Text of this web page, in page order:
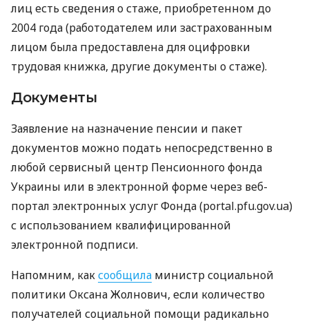
лиц есть сведения о стаже, приобретенном до
2004 года (работодателем или застрахованным
лицом была предоставлена ​​для оцифровки
трудовая книжка, другие документы о стаже).
Документы
Заявление на назначение пенсии и пакет
документов можно подать непосредственно в
любой сервисный центр Пенсионного фонда
Украины или в электронной форме через веб-
портал электронных услуг Фонда (portal.pfu.gov.ua)
с использованием квалифицированной
электронной подписи.
Напомним, каксообщила министр социальной
политики Оксана Жолнович, если количество
получателей социальной помощи радикально